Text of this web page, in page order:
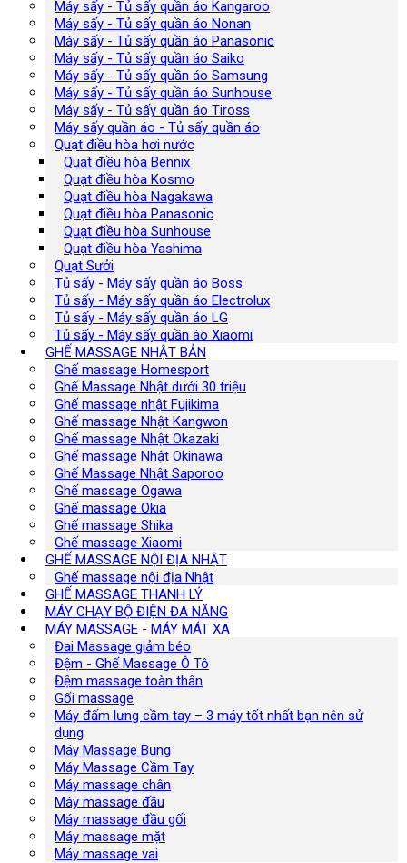
Máy sấy - Tủ sấy quần áo Kangaroo
Máy sấy - Tủ sấy quần áo Nonan
Máy sấy - Tủ sấy quần áo Panasonic
Máy sấy - Tủ sấy quần áo Saiko
Máy sấy - Tủ sấy quần áo Samsung
Máy sấy - Tủ sấy quần áo Sunhouse
Máy sấy - Tủ sấy quần áo Tiross
Máy sấy quần áo - Tủ sấy quần áo
Quạt điều hòa hơi nước
Quạt điều hòa Bennix
Quạt điều hòa Kosmo
Quạt điều hòa Nagakawa
Quạt điều hòa Panasonic
Quạt điều hòa Sunhouse
Quạt điều hòa Yashima
Quạt Sưởi
Tủ sấy - Máy sấy quần áo Boss
Tủ sấy - Máy sấy quần áo Electrolux
Tủ sấy - Máy sấy quần áo LG
Tủ sấy - Máy sấy quần áo Xiaomi
GHẾ MASSAGE NHẬT BẢN
Ghế massage Homesport
Ghế Massage Nhật dưới 30 triệu
Ghế massage nhật Fujikima
Ghế massage Nhật Kangwon
Ghế massage Nhật Okazaki
Ghế massage Nhật Okinawa
Ghế Massage Nhật Saporoo
Ghế massage Ogawa
Ghế massage Okia
Ghế massage Shika
Ghế massage Xiaomi
GHẾ MASSAGE NỘI ĐỊA NHẬT
Ghế massage nội địa Nhật
GHẾ MASSAGE THANH LÝ
MÁY CHẠY BỘ ĐIỆN ĐA NĂNG
MÁY MASSAGE - MÁY MÁT XA
Đai Massage giảm béo
Đệm - Ghế Massage Ô Tô
Đệm massage toàn thân
Gối massage
Máy đấm lưng cầm tay – 3 máy tốt nhất bạn nên sử
dụng
Máy Massage Bụng
Máy Massage Cầm Tay
Máy massage chân
Máy massage đầu
Máy massage đầu gối
Máy massage mặt
Máy massage vai